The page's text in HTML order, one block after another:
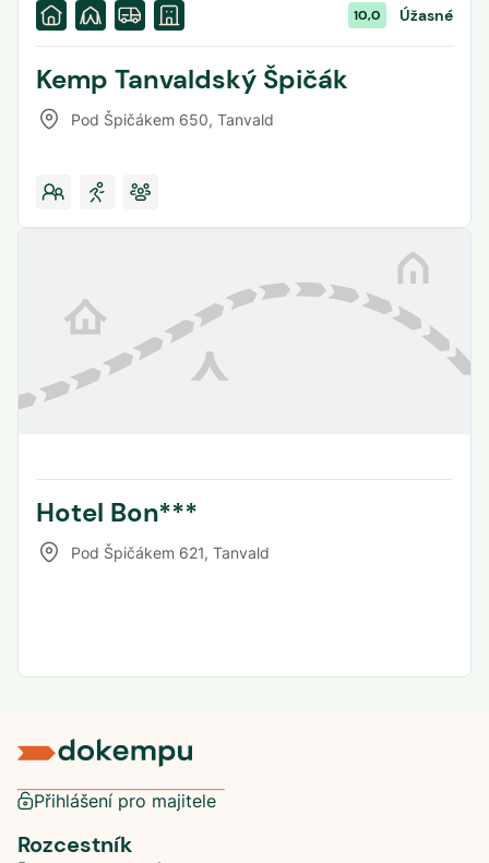
10,0 Úžasné
Kemp Tanvaldský Špičák
Pod Špičákem 650, Tanvald
Hotel Bon***
Pod Špičákem 621, Tanvald
Přihlášení pro majitele
Rozcestník